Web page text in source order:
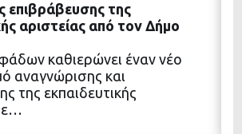
ΠΕΡΙΣΣΟΤΕΡΑ
επιβράβευσης της
αριστείας από τον Δήμο
καθιερώνει έναν νέο
αναγνώρισης και
της εκπαιδευτικής